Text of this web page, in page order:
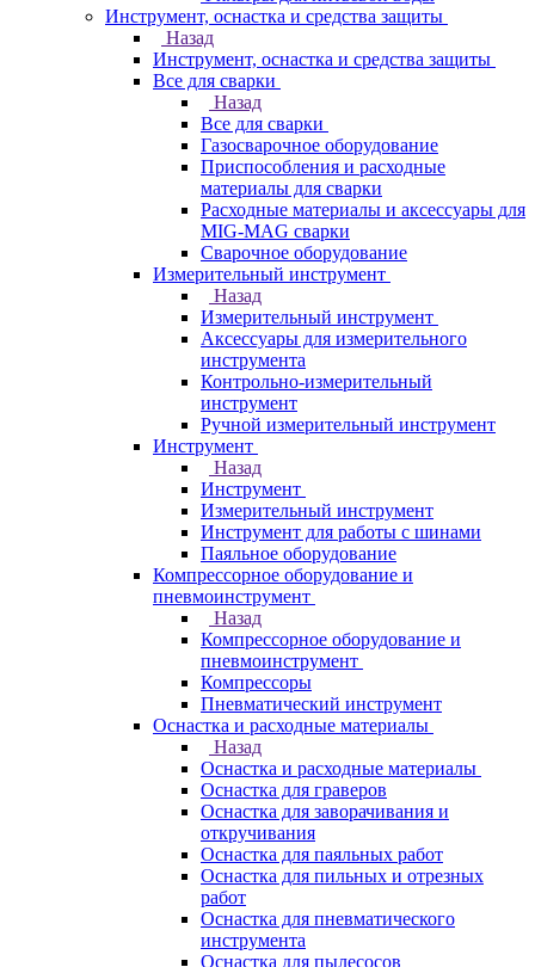
Инструмент, оснастка и средства защиты
Назад
Инструмент, оснастка и средства защиты
Все для сварки
Назад
Все для сварки
Газосварочное оборудование
Приспособления и расходные
материалы для сварки
Расходные материалы и аксессуары для
MIG-MAG сварки
Сварочное оборудование
Измерительный инструмент
Назад
Измерительный инструмент
Аксессуары для измерительного
инструмента
Контрольно-измерительный
инструмент
Ручной измерительный инструмент
Инструмент
Назад
Инструмент
Измерительный инструмент
Инструмент для работы с шинами
Паяльное оборудование
Компрессорное оборудование и
пневмоинструмент
Назад
Компрессорное оборудование и
пневмоинструмент
Компрессоры
Пневматический инструмент
Оснастка и расходные материалы
Назад
Оснастка и расходные материалы
Оснастка для граверов
Оснастка для заворачивания и
откручивания
Оснастка для паяльных работ
Оснастка для пильных и отрезных
работ
Оснастка для пневматического
инструмента
Оснастка для пылесосов